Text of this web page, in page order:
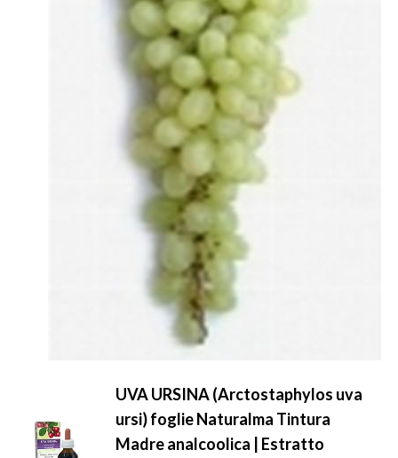
UVA URSINA (Arctostaphylos uva
ursi) foglie Naturalma Tintura
Madre analcoolica | Estratto